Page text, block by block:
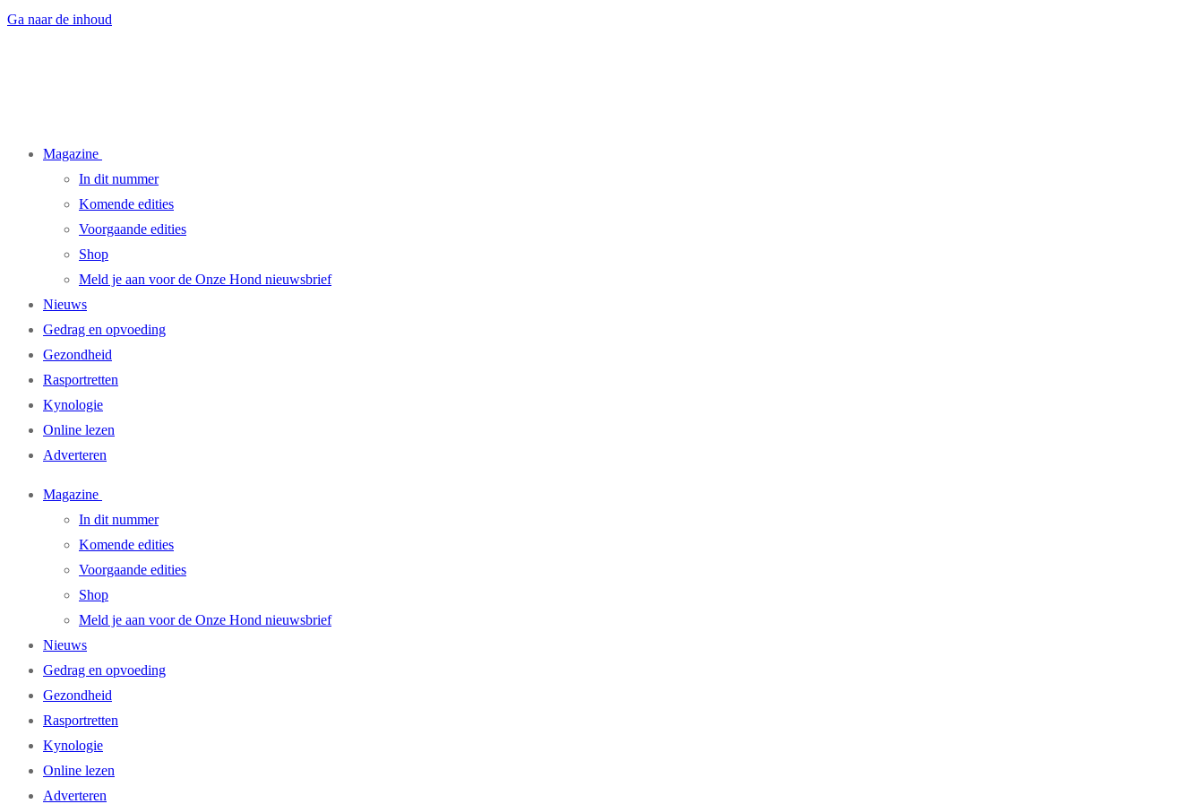
Ga naar de inhoud
Magazine
In dit nummer
Komende edities
Voorgaande edities
Shop
Meld je aan voor de Onze Hond nieuwsbrief
Nieuws
Gedrag en opvoeding
Gezondheid
Rasportretten
Kynologie
Online lezen
Adverteren
Magazine
In dit nummer
Komende edities
Voorgaande edities
Shop
Meld je aan voor de Onze Hond nieuwsbrief
Nieuws
Gedrag en opvoeding
Gezondheid
Rasportretten
Kynologie
Online lezen
Adverteren